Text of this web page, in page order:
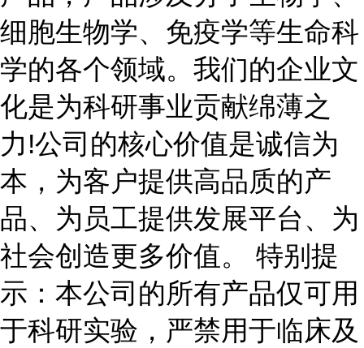
细胞生物学、免疫学等生命科
学的各个领域。我们的企业文
化是为科研事业贡献绵薄之
力!公司的核心价值是诚信为
本，为客户提供高品质的产
品、为员工提供发展平台、为
社会创造更多价值。 特别提
示：本公司的所有产品仅可用
于科研实验，严禁用于临床及